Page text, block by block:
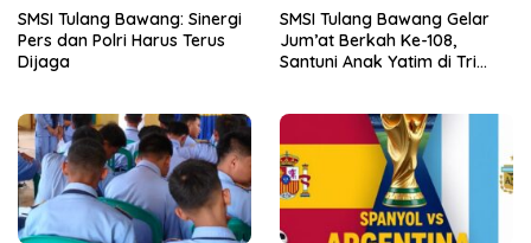
SMSI Tulang Bawang: Sinergi
Pers dan Polri Harus Terus
Dijaga
SMSI Tulang Bawang Gelar
Jum’at Berkah Ke-108,
Santuni Anak Yatim di Tri